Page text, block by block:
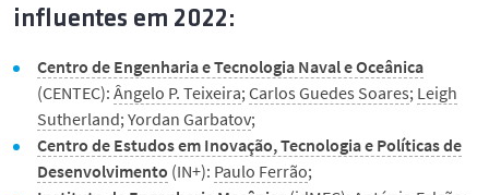
influentes em 2022:
Centro de Engenharia e Tecnologia Naval e Oceânica
(CENTEC):Ângelo P. Teixeira;Carlos Guedes Soares; Leigh
Sutherland;Yordan Garbatov;
Centro de Estudos em Inovação, Tecnologia e Políticas de
Desenvolvimento (IN+): Paulo Ferrão;